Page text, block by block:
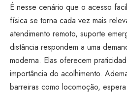
É nesse cenário que o acesso
física se torna cada vez mais
atendimento remoto, suporte
distância respondem a uma
moderna. Elas oferecem
importância do acolhimento.
barreiras como locomoção,